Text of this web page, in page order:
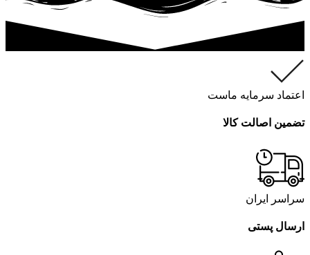
اعتماد سرمایه ماست
تضمین اصالت کالا
سراسر ایران
ارسال پستی